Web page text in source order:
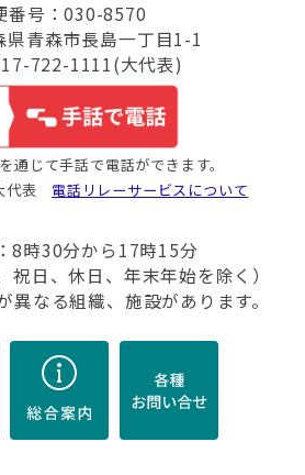
番号：030-8570
県青森市長島一丁目1-1
722-1111(大代表)
通じて手話で電話ができます。
代表 電話リレーサービスについて
8時30分から17時15分
祝日、休日、年末年始を除く）
なる組織、施設があります。